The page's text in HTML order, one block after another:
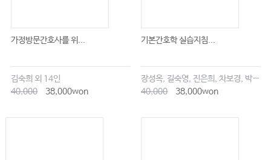
가정방문간호사를 위...
김숙희 외 14인
40,000
38,000won
기본간호학 실습지침...
장성옥, 길숙영, 진은희, 차보경, 박창승, 김영희, 임세현, 김은재, 이해랑
40,000
38,000won